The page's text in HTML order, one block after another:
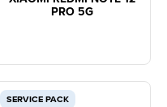
PRO 5G
SERVICE PACK